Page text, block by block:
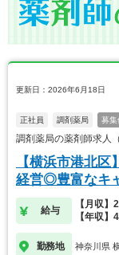
更新日：2026年6月18日
正社員 調剤薬局 募集
調剤薬局の薬剤師求人
【横浜市港北
経営◎豊富なキ
給与
【月収
【年収
勤務地 神奈川県